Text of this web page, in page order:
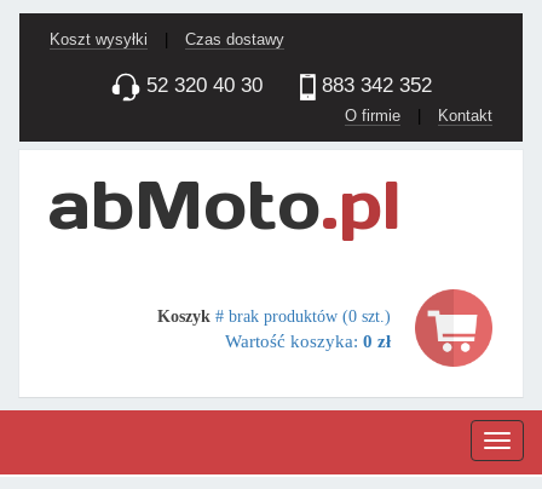
Koszt wysyłki Czas dostawy
52 320 40 30 883 342 352
O firmie | Kontakt
Koszyk # brak produktów (0 szt.)
Wartość koszyka: 0 zł